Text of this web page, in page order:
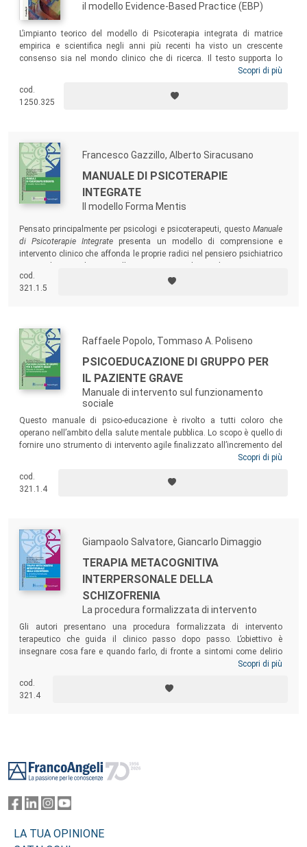
il modello Evidence-Based Practice (EBP)
L’impianto teorico del modello di Psicoterapia integrata di matrice
empirica e scientifica negli anni più recenti ha visto un crescente
consenso sia nel mondo clinico che di ricerca. Il testo supporta lo
psicoterapeuta nello sviluppo delle competenze necessarie per
esemplificazioni cliniche, strumenti per la definizione e la formulazione
del caso e per la costruzione, il mantenimento e la gestione delle
Scopri di più
cod.
1250.325
Francesco Gazzillo, Alberto Siracusano
MANUALE DI PSICOTERAPIE
INTEGRATE
Il modello Forma Mentis
Pensato principalmente per psicologi e psicoterapeuti, questo Manuale
di Psicoterapie Integrate presenta un modello di comprensione e
intervento clinico che affonda le proprie radici nel pensiero psichiatrico
comportamentali, nonché nei dati della ricerca empirica in psicoterapia.
cod.
321.1.5
Raffaele Popolo, Tommaso A. Poliseno
PSICOEDUCAZIONE DI GRUPPO PER
IL PAZIENTE GRAVE
Manuale di intervento sul funzionamento
sociale
Questo manuale di psico-educazione è rivolto a tutti coloro che
operano nell’ambito della salute mentale pubblica. Lo scopo è quello di
fornire uno strumento di intervento agile finalizzato all’incremento del
funzionamento sociale compromesso, a volte in modo significativo,
realizzare e gestire
una piccola comunità di apprendimento
quelle operazioni mentali che sottendono le “competenze” sociali di
Scopri di più
cod.
321.1.4
Giampaolo Salvatore, Giancarlo Dimaggio
TERAPIA METACOGNITIVA
INTERPERSONALE DELLA
SCHIZOFRENIA
La procedura formalizzata di intervento
Gli autori presentano una procedura formalizzata di intervento
terapeutico che guida il clinico passo dopo passo. L’obiettivo è
insegnare cosa fare e quando farlo, di fronte a sintomi come delirio
persecutorio e allucinazioni uditive. Un manuale destinato a psichiatri,
psicologia clinica e psicoterapia di qualsiasi orientamento. Per il suo
linguaggio non iniziatico e l’abbondanza di resoconti narrativi di casi
Scopri di più
cod.
321.4
LA TUA OPINIONE